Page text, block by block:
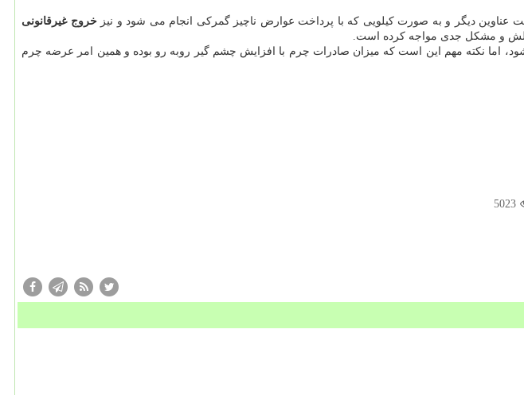
عناوین دیگر و به صورت كیلویی كه با پرداخت عوارض ناچیز گمركی انجام می شود و نیز خروج غیرقانونی
چالش و مشكل جدی مواجه كرده است.
اما نكته مهم این است كه میزان صادرات چرم با افزایش چشم گیر روبه رو بوده و همین امر عرضه چرم
5023